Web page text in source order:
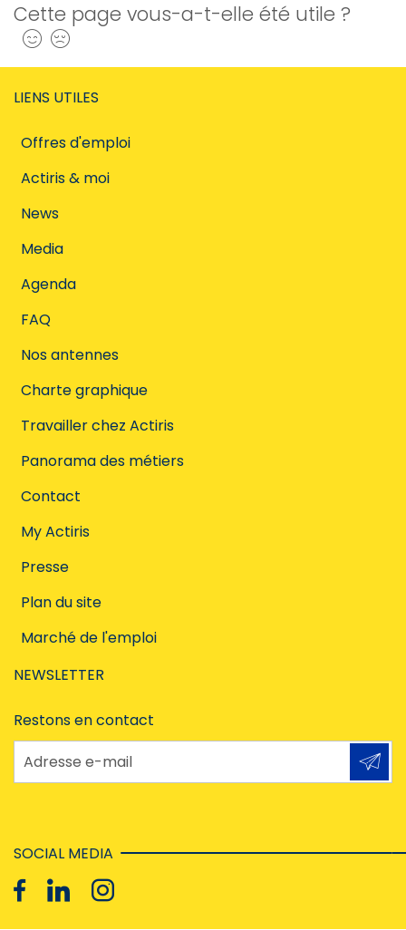
Cette page vous-a-t-elle été utile ?
Oui
LIENS UTILES
Offres d'emploi
Actiris & moi
News
Media
Agenda
FAQ
Nos antennes
Charte graphique
Travailler chez Actiris
Panorama des métiers
Contact
My Actiris
Presse
Plan du site
Marché de l'emploi
NEWSLETTER
Restons en contact
Adresse e-mail
SOCIAL MEDIA